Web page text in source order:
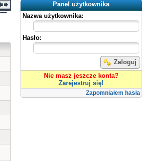
Panel użytkownika
Nazwa użytkownika:
Hasło:
Zaloguj
Nie masz jeszcze konta?
Zarejestruj się!
Zapomniałem hasła